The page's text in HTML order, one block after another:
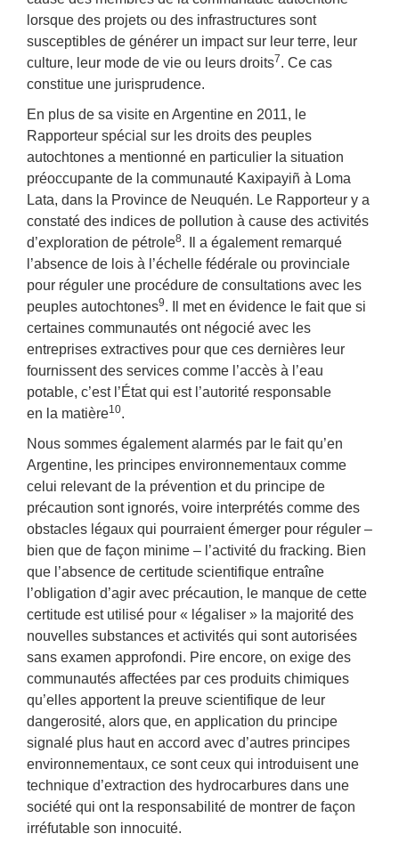
lorsque des projets ou des infrastructures sont
susceptibles de générer un impact sur leur terre, leur
culture, leur mode de vie ou leurs droits7. Ce cas
constitue une jurisprudence.
En plus de sa visite en Argentine en 2011, le
Rapporteur spécial sur les droits des peuples
autochtones a mentionné en particulier la situation
préoccupante de la communauté Kaxipayiñ à Loma
Lata, dans la Province de Neuquén. Le Rapporteur y a
constaté des indices de pollution à cause des activités
d’exploration de pétrole8. Il a également remarqué
l’absence de lois à l’échelle fédérale ou provinciale
pour réguler une procédure de consultations avec les
peuples autochtones9. Il met en évidence le fait que si
certaines communautés ont négocié avec les
entreprises extractives pour que ces dernières leur
fournissent des services comme l’accès à l’eau
potable, c’est l’État qui est l’autorité responsable
en la matière10.
Nous sommes également alarmés par le fait qu’en
Argentine, les principes environnementaux comme
celui relevant de la prévention et du principe de
précaution sont ignorés, voire interprétés comme des
obstacles légaux qui pourraient émerger pour réguler –
bien que de façon minime – l’activité du fracking. Bien
que l’absence de certitude scientifique entraîne
l’obligation d’agir avec précaution, le manque de cette
certitude est utilisé pour « légaliser » la majorité des
nouvelles substances et activités qui sont autorisées
sans examen approfondi. Pire encore, on exige des
communautés affectées par ces produits chimiques
qu’elles apportent la preuve scientifique de leur
dangerosité, alors que, en application du principe
signalé plus haut en accord avec d’autres principes
environnementaux, ce sont ceux qui introduisent une
technique d’extraction des hydrocarbures dans une
société qui ont la responsabilité de montrer de façon
irréfutable son innocuité.